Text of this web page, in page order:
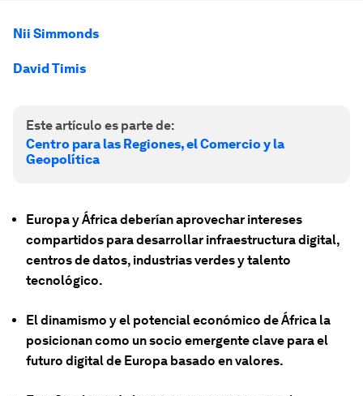
Nii Simmonds
David Timis
Este artículo es parte de:
Centro para las Regiones, el Comercio y la
Geopolítica
Europa y África deberían aprovechar intereses
compartidos para desarrollar infraestructura digital,
centros de datos, industrias verdes y talento
tecnológico.
El dinamismo y el potencial económico de África la
posicionan como un socio emergente clave para el
futuro digital de Europa basado en valores.